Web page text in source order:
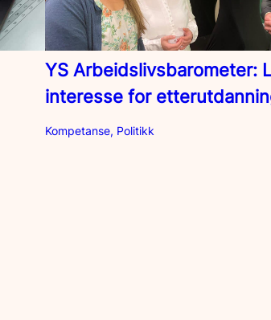
YS Arbeidslivsbarometer:
interesse for
Kompetanse, Politikk